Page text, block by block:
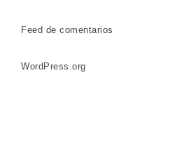
Feed de comentarios
WordPress.org